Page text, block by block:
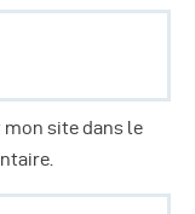
site dans le